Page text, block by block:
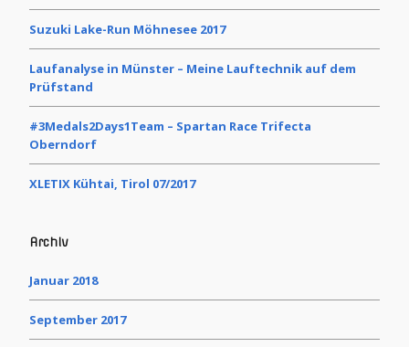
Suzuki Lake-Run Möhnesee 2017
Laufanalyse in Münster – Meine Lauftechnik auf dem
Prüfstand
#3Medals2Days1Team – Spartan Race Trifecta
Oberndorf
XLETIX Kühtai, Tirol 07/2017
Archiv
Januar 2018
September 2017